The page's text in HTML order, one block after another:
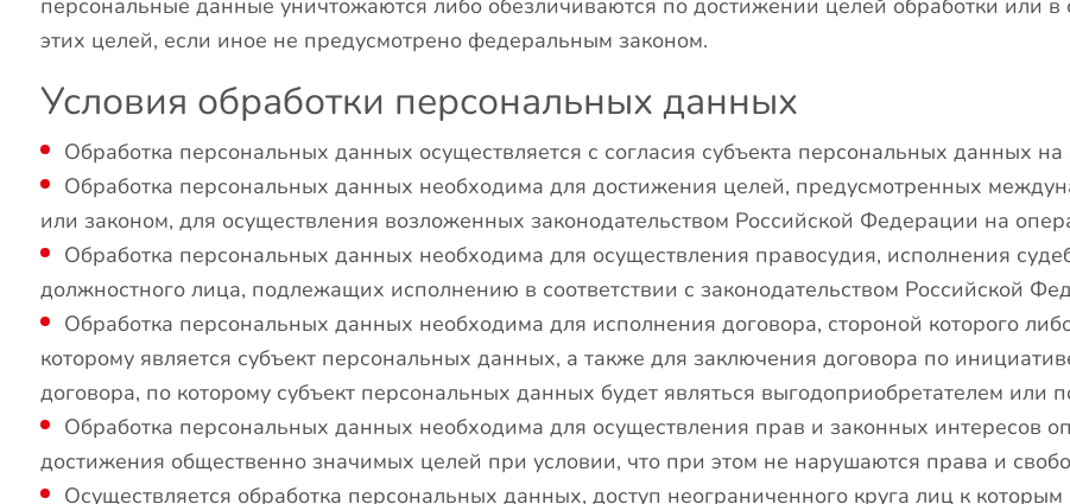
этих целей, если иное не предусмотрено федеральным законом.
Условия обработки персональных данных
Обработка персональных данных осуществляется с согласия субъекта персональных данных
Обработка персональных данных необходима для достижения целей, предусмотренных
или законом, для осуществления возложенных законодательством Российской Федерации на
Обработка персональных данных необходима для осуществления правосудия, исполнения
должностного лица, подлежащих исполнению в соответствии с законодательством Российской
Обработка персональных данных необходима для исполнения договора, стороной которого
которому является субъект персональных данных, а также для заключения договора по
договора, по которому субъект персональных данных будет являться выгодоприобретателем или
Обработка персональных данных необходима для осуществления прав и законных интересов
достижения общественно значимых целей при условии, что при этом не нарушаются права и
Осуществляется обработка персональных данных, доступ неограниченного круга лиц к